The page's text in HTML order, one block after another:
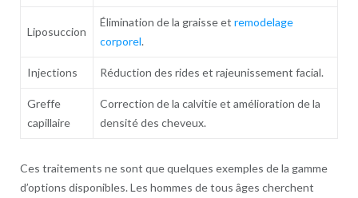
Liposuccion
Élimination de la graisse et remodelage
corporel.
Injections Réduction des rides et rajeunissement facial.
Greffe
capillaire
Correction de la calvitie et amélioration de la
densité des cheveux.
Ces traitements ne sont que quelques exemples de la gamme
d’options disponibles. Les hommes de tous âges cherchent